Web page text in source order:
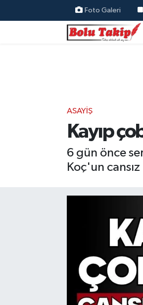
Foto Galeri
ASAYIŞ
Kayıp
6 gün önce
Koç'un